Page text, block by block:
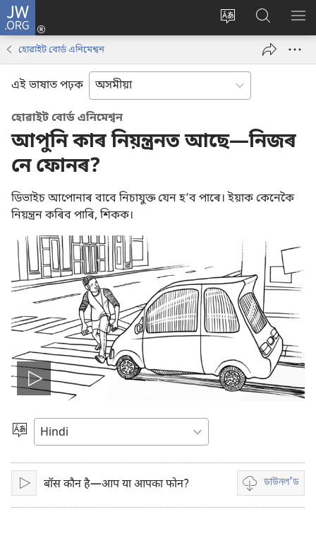
JW.ORG
Change
language
লগ
ইন
window)
JW.ORG
ৱেবছাইট
অনুসন্ধান
হোৱাইট বোৰ্ড এনিমেশ্বন
এই ভাষাত পঢ়ক
হোৱাইট বোৰ্ড এনিমেশ্বন
আপুনি কাৰ নিয়ন্ত্ৰনত আছে—নিজৰ
নে ফোনৰ?
ডিভাইচ আপোনাৰ বাবে নিচাযুক্ত যেন হʼব পাৰে। ইয়াক কেনেকৈ
নিয়ন্ত্ৰন কৰিব পাৰি, শিকক।
Play
video
Choose
Language
Playबॉस कौन है—आप या आपका फोन? ডাউনল’ড
Video
download